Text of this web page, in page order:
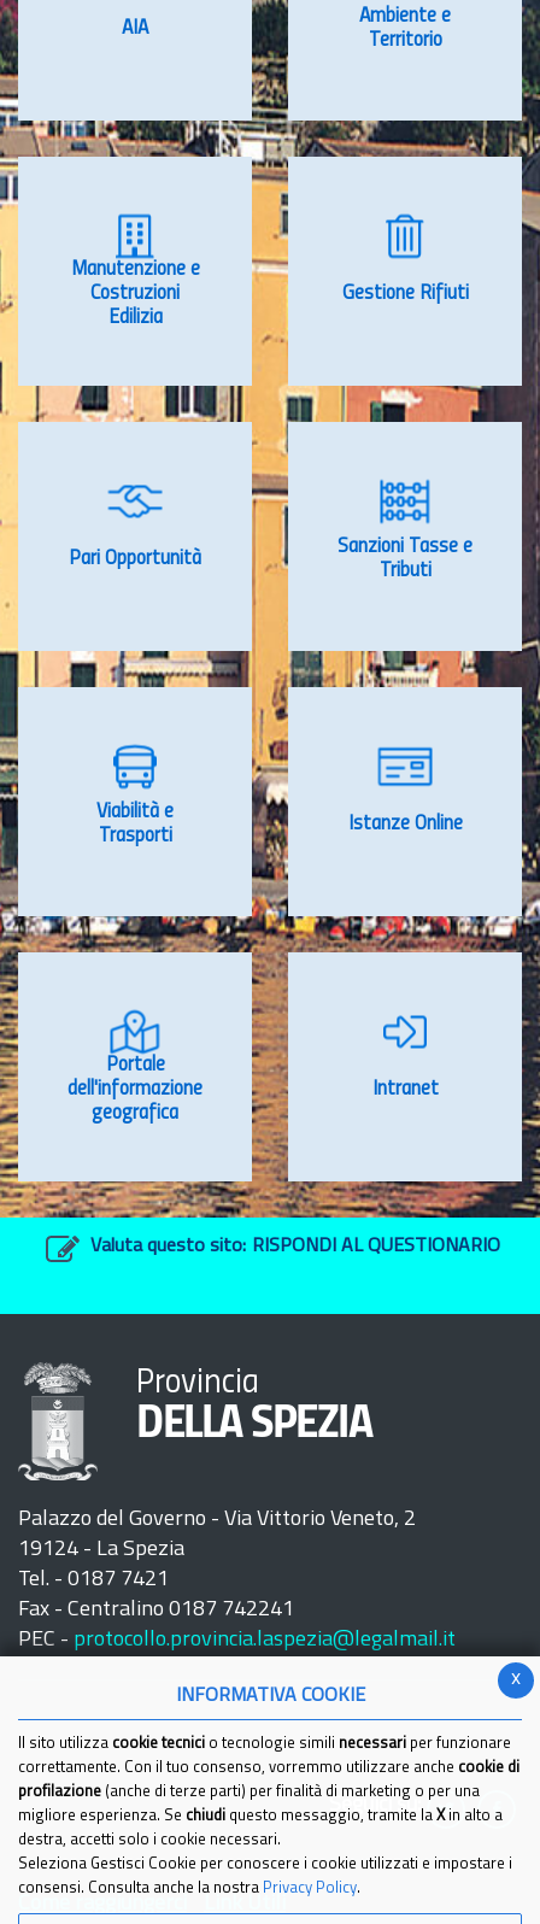
AIA
Ambiente e
Territorio
Manutenzione e
Costruzioni
Edilizia
Gestione Rifiuti
Pari Opportunità
Sanzioni Tasse e
Tributi
Viabilità e
Trasporti
Istanze Online
Portale
dell'informazione
geografica
Intranet
Valuta questo sito: RISPONDI AL QUESTIONARIO
Provincia
DELLA SPEZIA
Palazzo del Governo - Via Vittorio Veneto, 2
19124 - La Spezia
Tel. - 0187 7421
Fax - Centralino 0187 742241
PEC - protocollo.provincia.laspezia@legalmail.it
Seguici su:
x
INFORMATIVA COOKIE
Il sito utilizza cookie tecnici o tecnologie simili necessari per funzionare
correttamente. Con il tuo consenso, vorremmo utilizzare anche cookie di
profilazione (anche di terze parti) per finalità di marketing o per una
migliore esperienza. Se chiudi questo messaggio, tramite la Xin alto a
destra, accetti solo i cookie necessari.
Seleziona Gestisci Cookie per conoscere i cookie utilizzati e impostare i
consensi. Consulta anche la nostra Privacy Policy.